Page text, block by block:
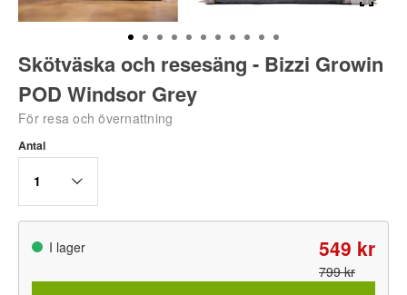
Skötväska och resesäng - Bizzi Growin
POD Windsor Grey
För resa och övernattning
Antal
1
I lager 549 kr
799 kr